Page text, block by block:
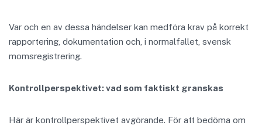
Var och en av dessa händelser kan medföra krav på korrekt
rapportering, dokumentation och, i normalfallet, svensk
momsregistrering.
Kontrollperspektivet: vad som faktiskt granskas
Här är kontrollperspektivet avgörande. För att bedöma om